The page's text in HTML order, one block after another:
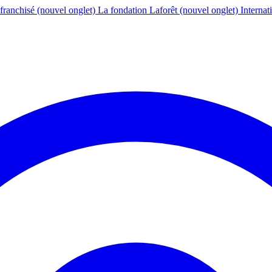
(nouvel onglet) La fondation Laforêt (nouvel onglet)